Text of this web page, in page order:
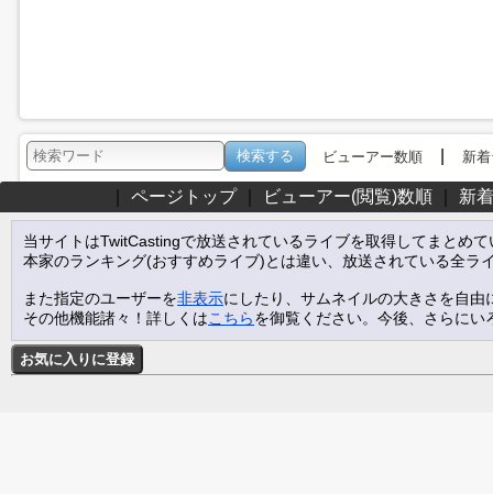
ビューアー数順| 新
ページトップ｜ ビューアー(閲覧)数順｜ 新
当サイトはTwitCastingで放送されているライブを取得してまとめ
本家のランキング(おすすめライブ)とは違い、放送されている全ラ
また指定のユーザーを非表示にしたり、サムネイルの大きさを自
その他機能諸々！詳しくはこちらを御覧ください。今後、さらに